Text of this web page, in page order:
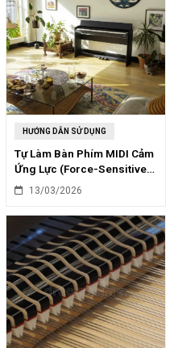
HƯỚNG DẪN SỬ DỤNG
Tự Làm Bàn Phím MIDI Cảm
Ứng Lực (Force-Sensitive)
Từ Piano Cũ
13/03/2026